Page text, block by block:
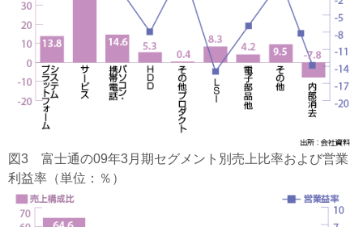
図3 富士通の09年3月期セグメント別売上比率および営業
利益率（単位：％）